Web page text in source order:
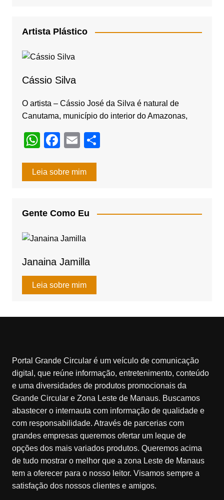
e
b
o
k
gr
a
Artista Plástico
Cássio Silva
O artista – Cássio José da Silva é natural de
Canutama, município do interior do Amazonas,
W
at
p
p
F
c
o
o
E
ail
Leia sobre mim
Gente Como Eu
Janaina Jamilla
Leia sobre mim
Portal Grande Circular é um veículo de comunicação
digital, que reúne informação, entretenimento, conteúdo
e uma diversidades de produtos promocionais da
Grande Circular e Zona Leste de Manaus. Buscamos
abastecer o internauta com informação de qualidade e
com responsabilidade. Através de parcerias com
grandes empresas queremos ofertar um leque de
opções dos mais variados produtos. Queremos acima
de tudo mostrar o melhor que a zona Leste de Manaus
tem a oferecer para o nosso leitor. Visamos sempre a
satisfação dos nossos clientes e amigos.